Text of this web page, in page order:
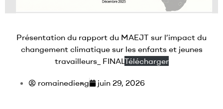
Présentation du rapport du MAEJT sur l’impact du
changement climatique sur les enfants et jeunes
travailleurs_ FINAL Télécharger
romainedieng juin 29, 2026